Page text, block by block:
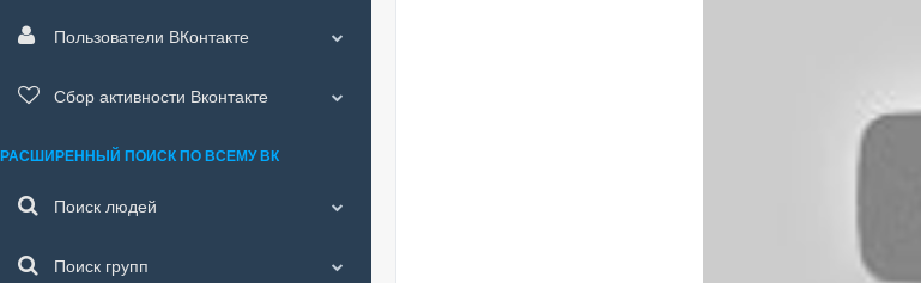
Пользователи ВКонтакте
Сбор активности Вконтакте
РАСШИРЕННЫЙ ПОИСК ПО ВСЕМУ ВК
Поиск людей
Поиск групп